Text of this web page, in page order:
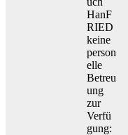
HanF
RIED
keine
person
elle
Betreu
ung
zur
Verfü
gung: